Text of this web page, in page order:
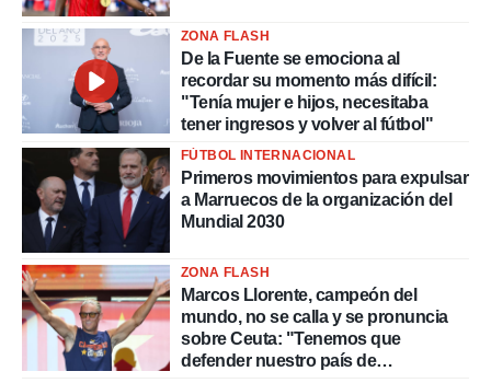
ZONA FLASH
De la Fuente se emociona al
recordar su momento más difícil:
"Tenía mujer e hijos, necesitaba
tener ingresos y volver al fútbol"
FÚTBOL INTERNACIONAL
Primeros movimientos para expulsar
a Marruecos de la organización del
Mundial 2030
ZONA FLASH
Marcos Llorente, campeón del
mundo, no se calla y se pronuncia
sobre Ceuta: "Tenemos que
defender nuestro país de